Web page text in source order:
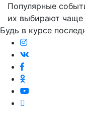
Популярные
их выбирают чаще
Будь в курсе